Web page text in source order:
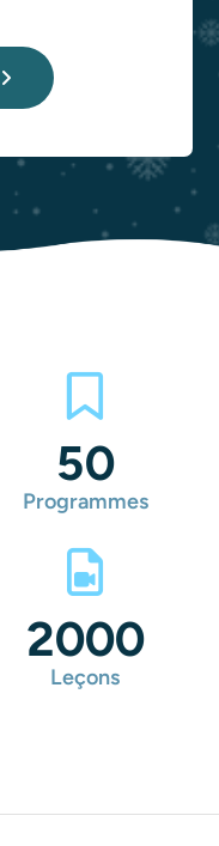
50
Programmes
2000
Leçons